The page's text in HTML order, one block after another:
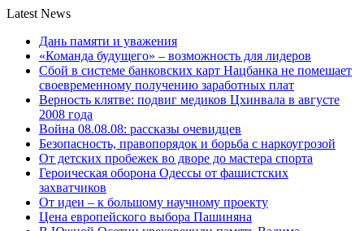
Latest News
Дань памяти и уважения
«Команда будущего» – возможность для лидеров
Сбой в системе банковских карт Нацбанка не помешает
своевременному получению заработных плат
Верность клятве: подвиг медиков Цхинвала в августе
2008 года
Война 08.08.08: рассказы очевидцев
Безопасность, правопорядок и борьба с наркоугрозой
От детских пробежек во дворе до мастера спорта
Героическая оборона Одессы от фашистских
захватчиков
От идеи – к большому научному проекту
Цена европейского выбора Пашиняна